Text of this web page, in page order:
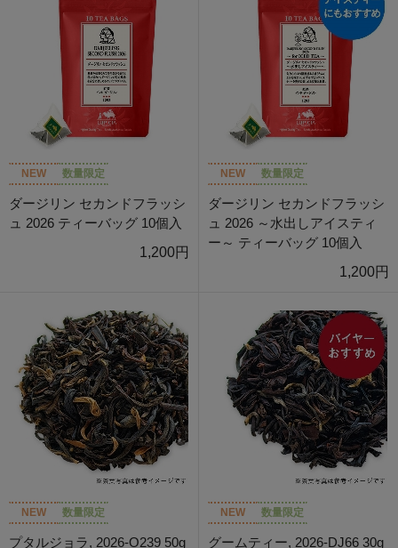
NEW 数量限定
ダージリン セカンドフラッシ
ュ 2026 ティーバッグ 10個入
1,200円
NEW 数量限定
ダージリン セカンドフラッシ
ュ 2026 ～水出しアイスティ
ー～ ティーバッグ 10個入
1,200円
NEW 数量限定
プタルジョラ, 2026-O239 50g
NEW 数量限定
グームティー, 2026-DJ66 30g